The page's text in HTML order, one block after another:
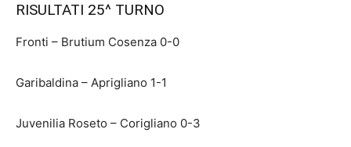
RISULTATI 25^ TURNO
Fronti – Brutium Cosenza 0-0
Garibaldina – Aprigliano 1-1
Juvenilia Roseto – Corigliano 0-3